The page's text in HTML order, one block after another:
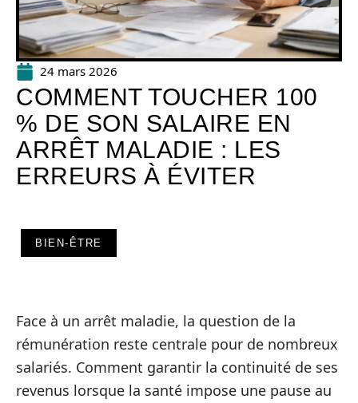
24 mars 2026
COMMENT TOUCHER 100
% DE SON SALAIRE EN
ARRÊT MALADIE : LES
ERREURS À ÉVITER
BIEN-ÊTRE
Face à un arrêt maladie, la question de la
rémunération reste centrale pour de nombreux
salariés. Comment garantir la continuité de ses
revenus lorsque la santé impose une pause au